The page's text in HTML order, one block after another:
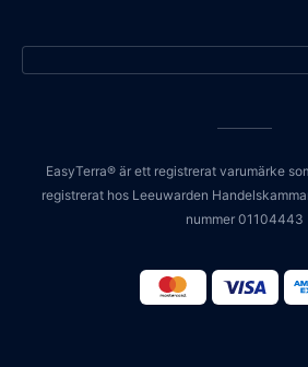
EasyTerra® är ett registrerat varumärke
registrerat hos Leeuwarden
nummer 01104443